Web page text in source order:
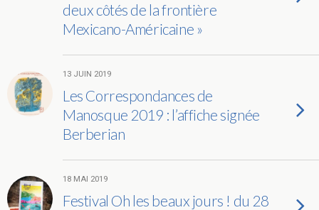
deux côtés de la frontière
Mexicano-Américaine »
13 JUIN 2019
Les Correspondances de
Manosque 2019 : l’affiche signée
Berberian
18 MAI 2019
Festival Oh les beaux jours ! du 28